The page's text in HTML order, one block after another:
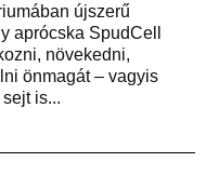
újszerű
aprócska SpudCell
növekedni,
önmagát – vagyis
is...